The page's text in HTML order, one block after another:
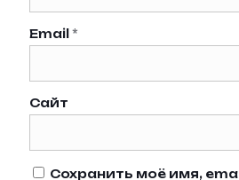
Email *
Сайт
Сохранить моё имя,